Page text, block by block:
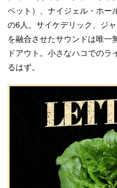
ペット）、ナイジェル・ホー
の6人。サイケデリック、ジ
を融合させたサウンドは唯一
ドアウト。小さなハコでの
るはず。